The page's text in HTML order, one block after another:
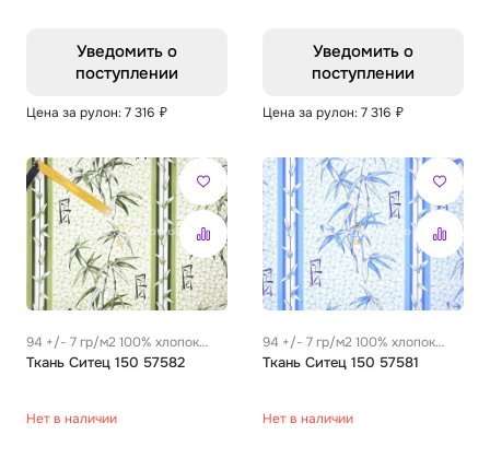
Уведомить о
поступлении
Цена за рулон: 7 316 ₽
Уведомить о
поступлении
Цена за рулон: 7 316 ₽
94 +/- 7 гр/м2 100% хлопок
0.28 м
Ткань Ситец 150 57582
Нет в наличии
94 +/- 7 гр/м2 100% хлопок
0.28 м
Ткань Ситец 150 57581
Нет в наличии